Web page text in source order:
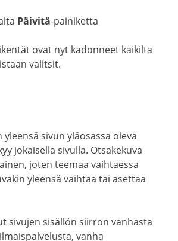
Päivitä-painiketta
ovat nyt kadonneet kaikilta
valitsit.
yleensä sivun yläosassa oleva
jokaisella sivulla. Otsakekuva
joten teemaa vaihtaessa
yleensä vaihtaa tai asettaa
sivujen sisällön siirron vanhasta
vanha